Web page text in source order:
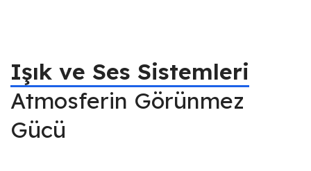
Işık ve Ses Sistemleri
Atmosferin Görünmez
Gücü